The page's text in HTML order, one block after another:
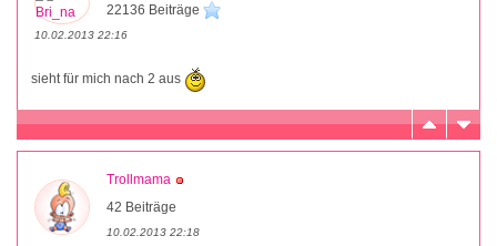
22136 Beiträge
10.02.2013 22:16
sieht für mich nach 2 aus
Trollmama
42 Beiträge
10.02.2013 22:18